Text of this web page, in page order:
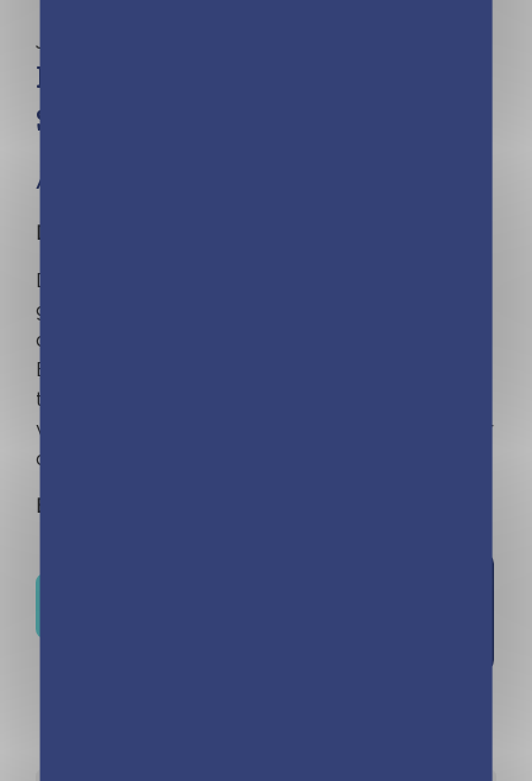
Jeunesse | Julie Camel
Minimiki – Carnet créatif –
Sofia en Italie
À partir de 4 ans
Découvre l'Italie avec Sofia !
Dans ce carnet créatif, crée tes jolies poupées
grâce à de nombreuses silhouettes à colorier,
des modèles et 4 planches de stickers.
Et en plus, des infos documentaires sur les
traditions et les tenues de l'Italie : les
vêtements, le carnaval de Venise, l'école, la tour
de Pise, l'alimentation, la musique italienne.
En cadeau : un joli bracelet à collectionner !